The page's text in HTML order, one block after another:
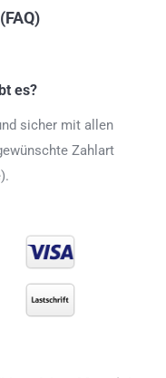
es?
sicher mit allen
Zahlart